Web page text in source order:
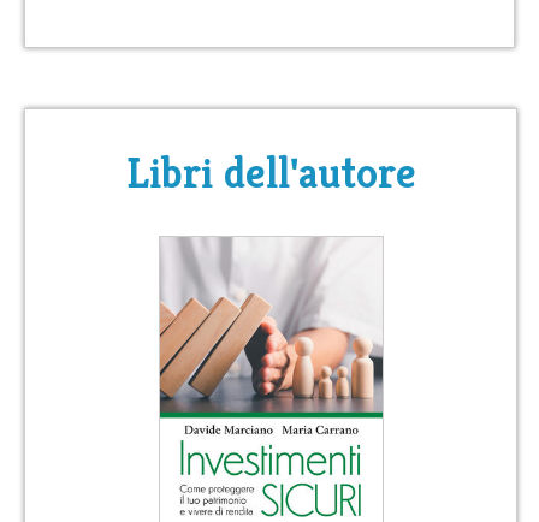
Libri dell'autore